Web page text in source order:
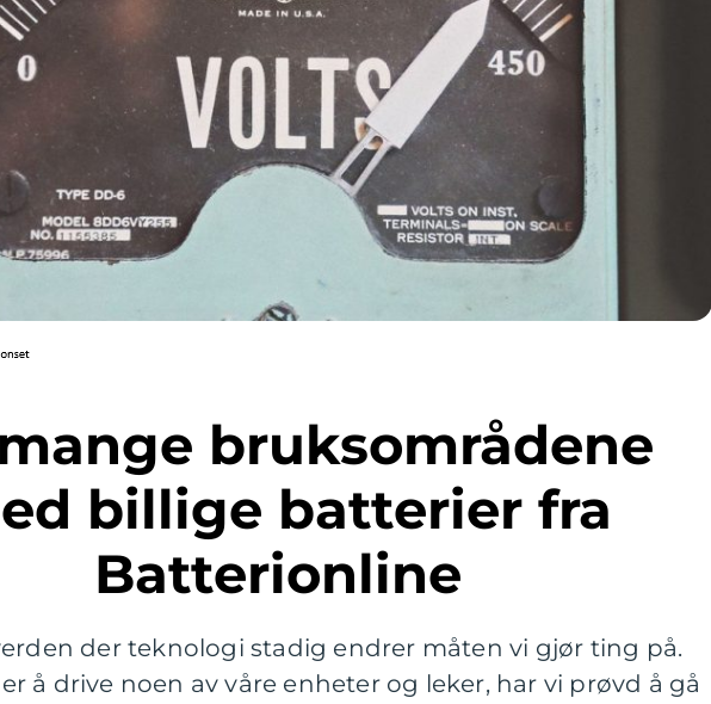
billige batterier fra
Batterionline
der teknologi stadig endrer måten vi gjør ting på.
å drive noen av våre enheter og leker, har vi prøvd å gå